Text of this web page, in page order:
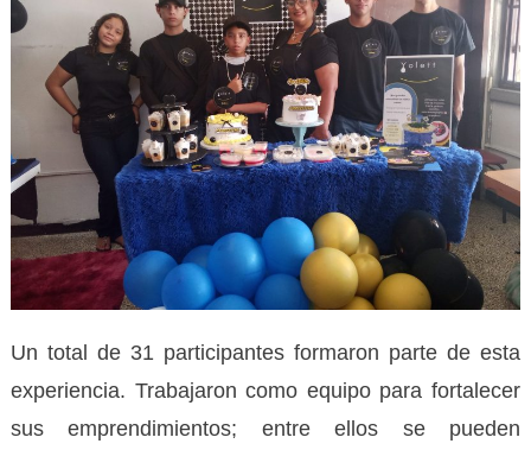
Un total de 31 participantes formaron parte de esta
experiencia. Trabajaron como equipo para fortalecer
sus emprendimientos; entre ellos se pueden